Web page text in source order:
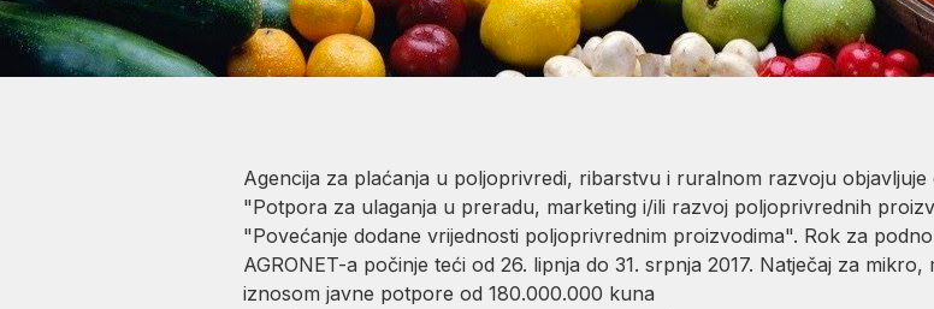
Agencija za plaćanja u poljoprivredi, ribarstvu i ruralnom razvoju
"Potpora za ulaganja u preradu, marketing i/ili razvoj poljoprivrednih
"Povećanje dodane vrijednosti poljoprivrednim proizvodima". Rok za
AGRONET-a počinje teći od 26. lipnja do 31. srpnja 2017. Natječaj za
iznosom javne potpore od 180.000.000 kuna